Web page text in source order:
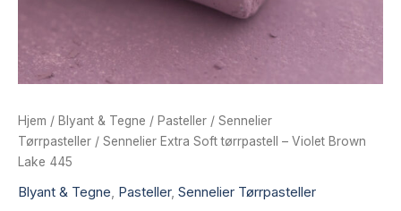
Hjem / Blyant & Tegne / Pasteller / Sennelier
Tørrpasteller / Sennelier Extra Soft tørrpastell – Violet Brown
Lake 445
Blyant & Tegne, Pasteller, Sennelier Tørrpasteller